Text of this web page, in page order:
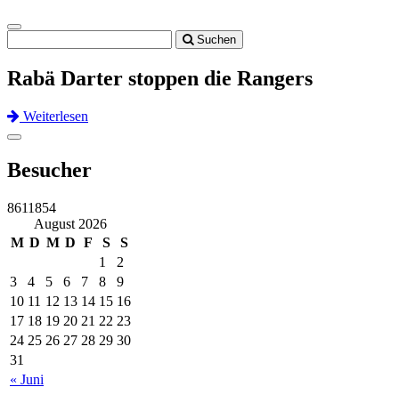
Toggle
navigation
Suchen
Rabä Darter stoppen die Rangers
Weiterlesen
Previous
Next
Toggle
Besucher
8611854
August 2026
M D M D F S S
« Juni
1
2
3
4 5 6 7 8
9
10 11 12 13 14 15 16
17 18 19 20 21 22 23
24 25 26 27 28 29 30
31